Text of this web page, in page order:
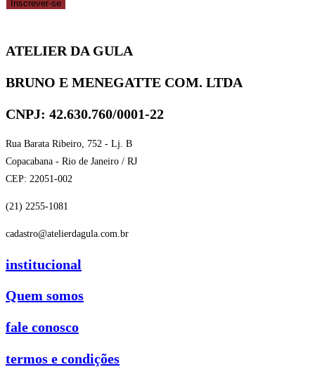
Inscrever-se
ATELIER DA GULA
BRUNO E MENEGATTE COM. LTDA
CNPJ: 42.630.760/0001-22
Rua Barata Ribeiro, 752 - Lj. B
Copacabana - Rio de Janeiro / RJ
CEP: 22051-002
(21) 2255-1081
cadastro@atelierdagula.com.br
institucional
Quem somos
fale conosco
termos e condições